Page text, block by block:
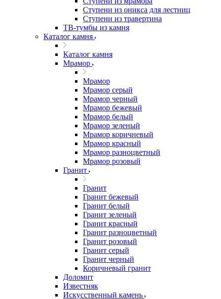
Ступени из оникса для лестниц
Ступени из травертина
ТВ-тумбы из камня
Каталог камня
Каталог камня
Мрамор
Мрамор
Мрамор серый
Мрамор черный
Мрамор бежевый
Мрамор белый
Мрамор зеленый
Мрамор коричневый
Мрамор красный
Мрамор разноцветный
Мрамор розовый
Гранит
Гранит
Гранит бежевый
Гранит белый
Гранит зеленый
Гранит красный
Гранит разноцветный
Гранит розовый
Гранит серый
Гранит черный
Коричневый гранит
Доломит
Известняк
Искусственный камень